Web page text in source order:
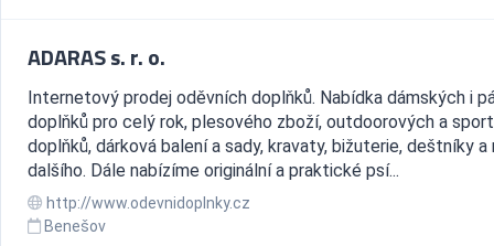
ADARAS s. r. o.
Internetový prodej oděvních doplňků. Nabídka dámských i
doplňků pro celý rok, plesového zboží, outdoorových a
doplňků, dárková balení a sady, kravaty, bižuterie, deštníky a
dalšího. Dále nabízíme originální a praktické psí...
http://www.odevnidoplnky.cz
Benešov